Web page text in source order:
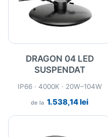
DRAGON 04 LED
SUSPENDAT
de la 1.538,14lei
IP66 · 4000K · 20W–104W